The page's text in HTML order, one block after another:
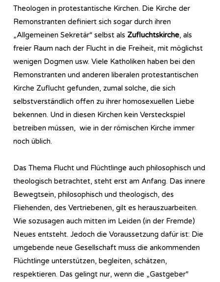
Theologen in protestantische Kirchen. Die Kirche der
Remonstranten definiert sich sogar durch ihren
„Allgemeinen Sekretär“ selbst als Zufluchtskirche, als
freier Raum nach der Flucht in die Freiheit, mit möglichst
wenigen Dogmen usw. Viele Katholiken haben bei den
Remonstranten und anderen liberalen protestantischen
Kirche Zuflucht gefunden, zumal solche, die sich
selbstverständlich offen zu ihrer homosexuellen Liebe
bekennen. Und in diesen Kirchen kein Versteckspiel
betreiben müssen, wie in der römischen Kirche immer
noch üblich.
Das Thema Flucht und Flüchtlinge auch philosophisch und
theologisch betrachtet, steht erst am Anfang. Das innere
Bewegtsein, philosophisch und theologisch, des
Fliehenden, des Vertriebenen, gilt es herauszuarbeiten.
Wie sozusagen auch mitten im Leiden (in der Fremde)
Neues entsteht. Jedoch die Voraussetzung dafür ist: Die
umgebende neue Gesellschaft muss die ankommenden
Flüchtlinge unterstützen, begleiten, schätzen,
respektieren. Das gelingt nur, wenn die „Gastgeber“